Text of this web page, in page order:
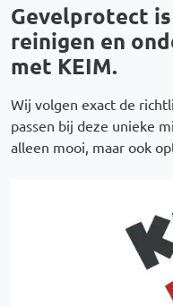
Gevelprotect
reinigen en
met KEIM.
Wij volgen exact de
passen bij deze unieke
alleen mooi, maar ook